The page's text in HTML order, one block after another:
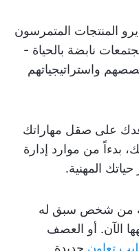
المنتجات المتمرسون
نابضة بالحياة -
واستراتيجياتهم
على صقل مهاراتك
بدءاً من موارد إدارة
المهنية.
من شخص سبق له
الآن. أو العصف
تعاون جديدة